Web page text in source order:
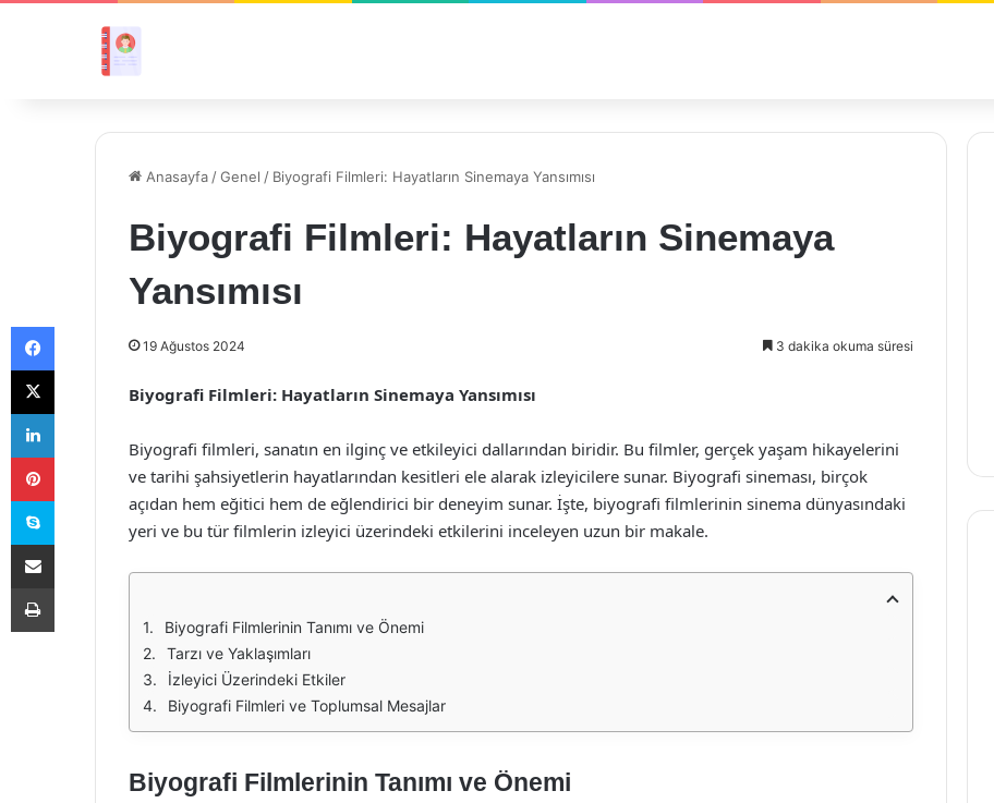
Anasayfa /Genel / Biyografi Filmleri: Hayatların Sinemaya Yansımısı
Biyografi Filmleri: Hayatların Sinemaya
Yansımısı
19 Ağustos 2024 3 dakika okuma süresi
Biyografi Filmleri: Hayatların Sinemaya Yansımısı
Biyografi filmleri, sanatın en ilginç ve etkileyici dallarından biridir. Bu filmler, gerçek yaşam hikayelerini
ve tarihi şahsiyetlerin hayatlarından kesitleri ele alarak izleyicilere sunar. Biyografi sineması, birçok
açıdan hem eğitici hem de eğlendirici bir deneyim sunar. İşte, biyografi filmlerinin sinema dünyasındaki
yeri ve bu tür filmlerin izleyici üzerindeki etkilerini inceleyen uzun bir makale.
Biyografi Filmlerinin Tanımı ve Önemi
Tarzı ve Yaklaşımları
İzleyici Üzerindeki Etkiler
Biyografi Filmleri ve Toplumsal Mesajlar
Biyografi Filmlerinin Tanımı ve Önemi
Facebook
X
LinkedIn
Pinterest
Skype
E-Posta ile paylaş